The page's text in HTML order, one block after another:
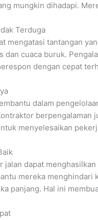
mungkin dihadapi.
Terduga
mengatasi tantangan
dan cuaca buruk.
dengan cepat
dalam
menyelesaikan
jalan dapat
mereka
panjang. Hal ini